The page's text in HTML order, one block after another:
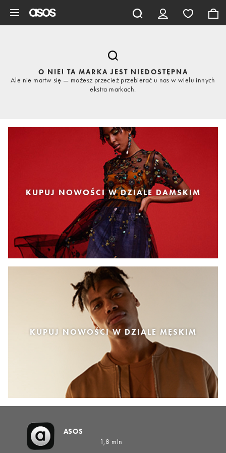
O NIE! TA MARKA JEST NIEDOSTĘPNA
Ale nie martw się — możesz przecież przebierać u nas w wielu innych
ekstra markach.
KUPUJ NOWOŚCI W DZIALE DAMSKIM
KUPUJ NOWOŚCI W DZIALE MĘSKIM
ASOS
1,8 mln